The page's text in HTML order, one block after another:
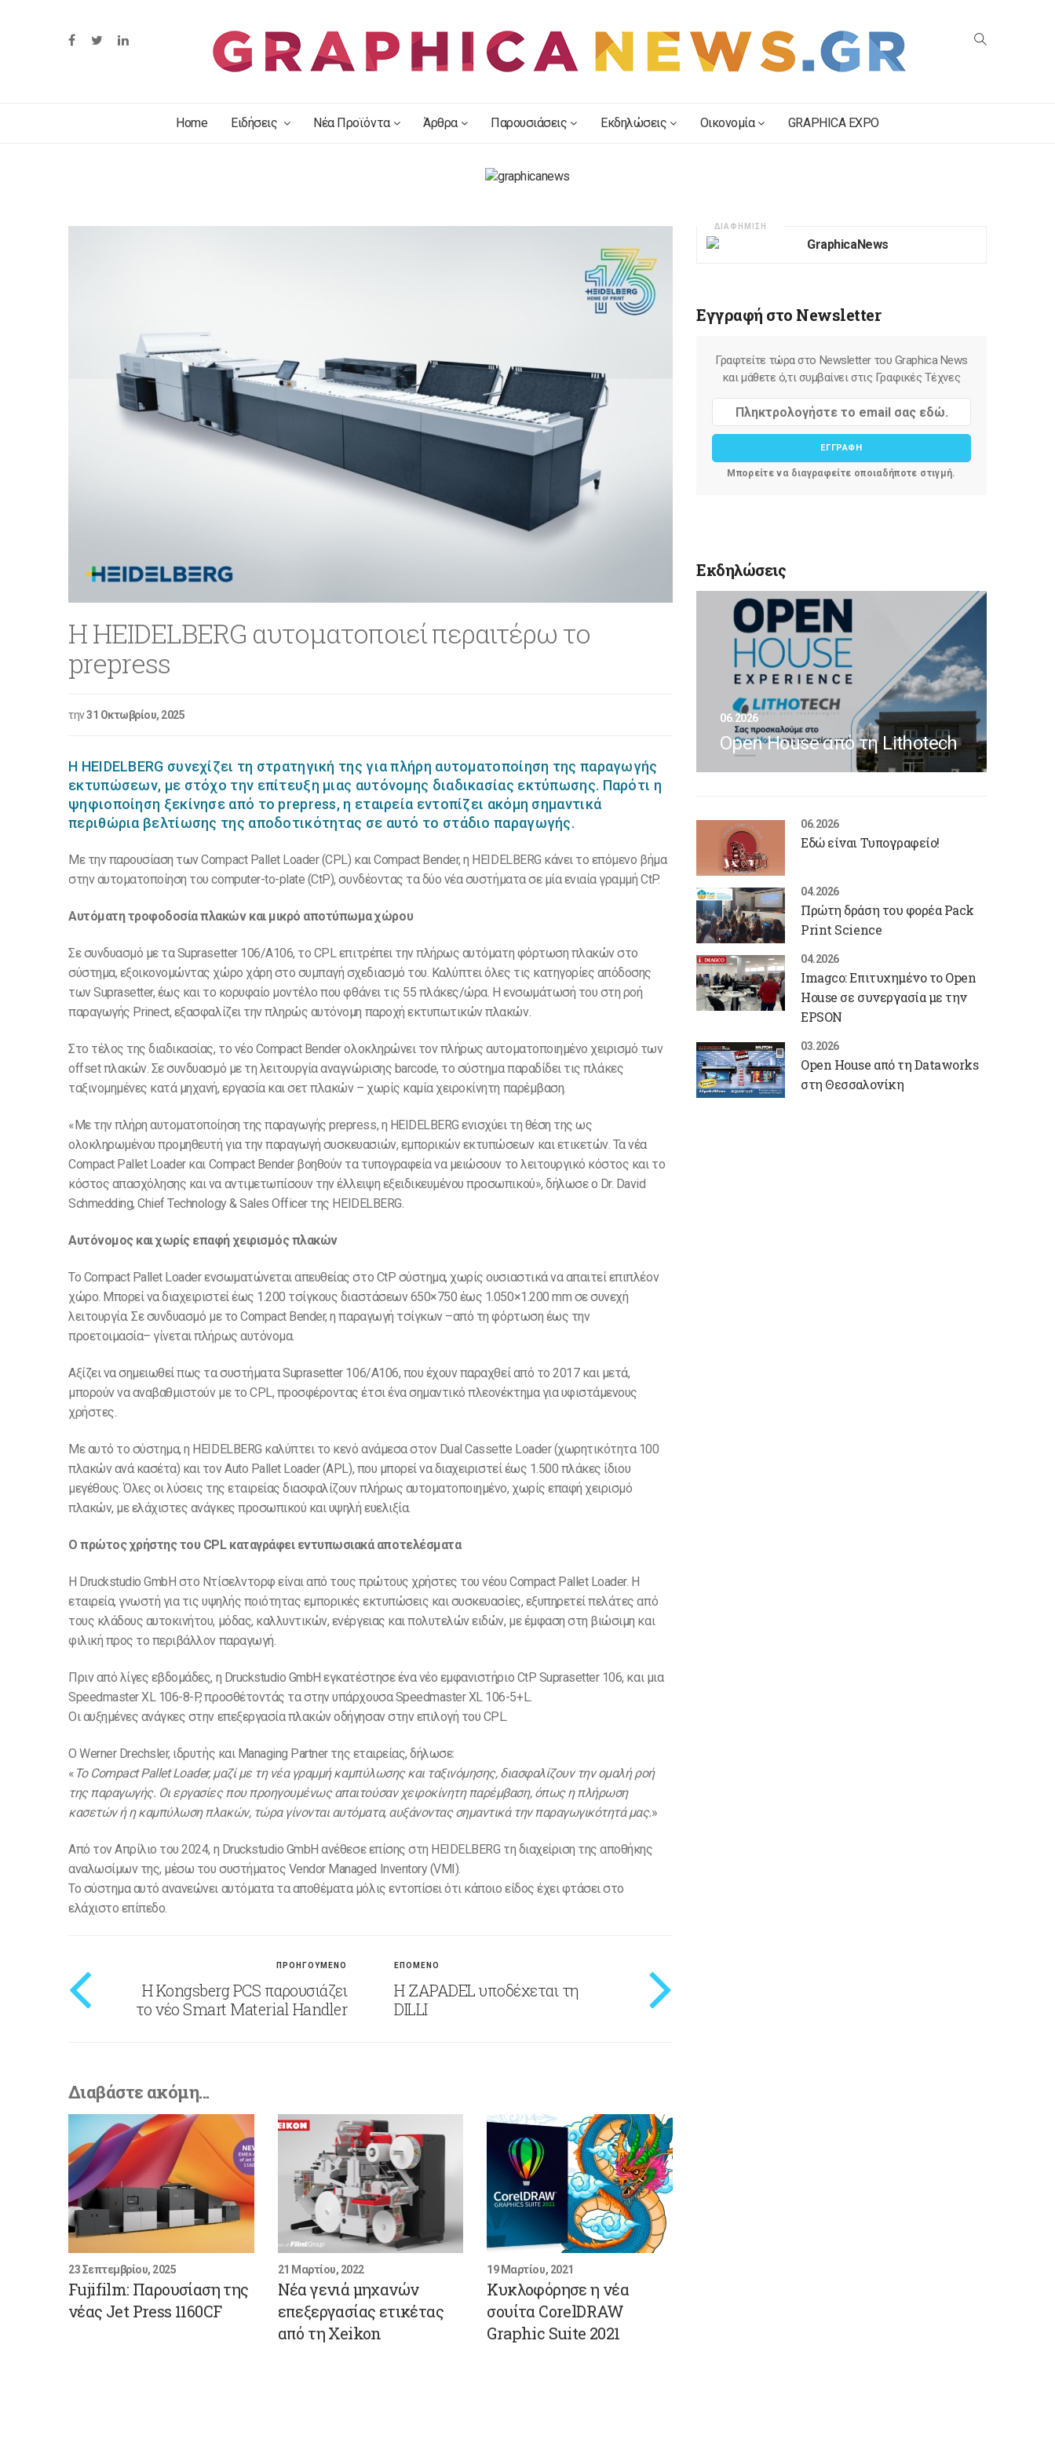
Home Ειδήσεις Νέα Προϊόντα Άρθρα Παρουσιάσεις Εκδηλώσεις Οικονομία GRAPHICA EXPO
Η HEIDELBERG αυτοματοποιεί περαιτέρω το
prepress
την31 Οκτωβρίου, 2025
Η HEIDELBERG συνεχίζει τη στρατηγική της για πλήρη αυτοματοποίηση της παραγωγής
εκτυπώσεων, με στόχο την επίτευξη μιας αυτόνομης διαδικασίας εκτύπωσης. Παρότι η
ψηφιοποίηση ξεκίνησε από το prepress, η εταιρεία εντοπίζει ακόμη σημαντικά
περιθώρια βελτίωσης της αποδοτικότητας σε αυτό το στάδιο παραγωγής.
Με την παρουσίαση των Compact Pallet Loader (CPL) και Compact Bender, η HEIDELBERG κάνει το επόμενο βήμα
στην αυτοματοποίηση του computer-to-plate (CtP), συνδέοντας τα δύο νέα συστήματα σε μία ενιαία γραμμή CtP.
Αυτόματη τροφοδοσία πλακών και μικρό αποτύπωμα χώρου
Σε συνδυασμό με τα Suprasetter 106/A106, το CPL επιτρέπει την πλήρως αυτόματη φόρτωση πλακών στο
σύστημα, εξοικονομώντας χώρο χάρη στο συμπαγή σχεδιασμό του. Καλύπτει όλες τις κατηγορίες απόδοσης
των Suprasetter, έως και το κορυφαίο μοντέλο που φθάνει τις 55 πλάκες/ώρα. Η ενσωμάτωσή του στη ροή
παραγωγής Prinect, εξασφαλίζει την πληρώς αυτόνομη παροχή εκτυπωτικών πλακών.
Στο τέλος της διαδικασίας, το νέο Compact Bender ολοκληρώνει τον πλήρως αυτοματοποιημένο χειρισμό των
offset πλακών. Σε συνδυασμό με τη λειτουργία αναγνώρισης barcode, το σύστημα παραδίδει τις πλάκες
ταξινομημένες κατά μηχανή, εργασία και σετ πλακών – χωρίς καμία χειροκίνητη παρέμβαση.
«Με την πλήρη αυτοματοποίηση της παραγωγής prepress, η HEIDELBERG ενισχύει τη θέση της ως
ολοκληρωμένου προμηθευτή για την παραγωγή συσκευασιών, εμπορικών εκτυπώσεων και ετικετών. Τα νέα
Compact Pallet Loader και Compact Bender βοηθούν τα τυπογραφεία να μειώσουν το λειτουργικό κόστος και το
κόστος απασχόλησης και να αντιμετωπίσουν την έλλειψη εξειδικευμένου προσωπικού», δήλωσε ο Dr. David
Schmedding, Chief Technology & Sales Officer της HEIDELBERG.
Αυτόνομος και χωρίς επαφή χειρισμός πλακών
Το Compact Pallet Loader ενσωματώνεται απευθείας στο CtP σύστημα, χωρίς ουσιαστικά να απαιτεί επιπλέον
χώρο. Μπορεί να διαχειριστεί έως 1.200 τσίγκους διαστάσεων 650×750 έως 1.050×1.200 mm σε συνεχή
λειτουργία. Σε συνδυασμό με το Compact Bender, η παραγωγή τσίγκων –από τη φόρτωση έως την
προετοιμασία– γίνεται πλήρως αυτόνομα.
Αξίζει να σημειωθεί πως τα συστήματα Suprasetter 106/A106, που έχουν παραχθεί από το 2017 και μετά,
μπορούν να αναβαθμιστούν με το CPL, προσφέροντας έτσι ένα σημαντικό πλεονέκτημα για υφιστάμενους
χρήστες.
Με αυτό το σύστημα, η HEIDELBERG καλύπτει το κενό ανάμεσα στον Dual Cassette Loader (χωρητικότητα 100
πλακών ανά κασέτα) και τον Auto Pallet Loader (APL), που μπορεί να διαχειριστεί έως 1.500 πλάκες ίδιου
μεγέθους. Όλες οι λύσεις της εταιρείας διασφαλίζουν πλήρως αυτοματοποιημένο, χωρίς επαφή χειρισμό
πλακών, με ελάχιστες ανάγκες προσωπικού και υψηλή ευελιξία.
Ο πρώτος χρήστης του CPL καταγράφει εντυπωσιακά αποτελέσματα
Η Druckstudio GmbH στο Ντίσελντορφ είναι από τους πρώτους χρήστες του νέου Compact Pallet Loader. Η
εταιρεία, γνωστή για τις υψηλής ποιότητας εμπορικές εκτυπώσεις και συσκευασίες, εξυπηρετεί πελάτες από
τους κλάδους αυτοκινήτου, μόδας, καλλυντικών, ενέργειας και πολυτελών ειδών, με έμφαση στη βιώσιμη και
φιλική προς το περιβάλλον παραγωγή.
Πριν από λίγες εβδομάδες, η Druckstudio GmbH εγκατέστησε ένα νέο εμφανιστήριο CtP Suprasetter 106, και μια
Speedmaster XL 106-8-P, προσθέτοντάς τα στην υπάρχουσα Speedmaster XL 106-5+L.
Οι αυξημένες ανάγκες στην επεξεργασία πλακών οδήγησαν στην επιλογή του CPL.
Ο Werner Drechsler, ιδρυτής και Managing Partner της εταιρείας, δήλωσε:
« Το Compact Pallet Loader, μαζί με τη νέα γραμμή καμπύλωσης και ταξινόμησης, διασφαλίζουν την ομαλή ροή
της παραγωγής. Οι εργασίες που προηγουμένως απαιτούσαν χειροκίνητη παρέμβαση, όπως η πλήρωση
κασετών ή η καμπύλωση πλακών, τώρα γίνονται αυτόματα, αυξάνοντας σημαντικά την παραγωγικότητά μας.»
Από τον Απρίλιο του 2024, η Druckstudio GmbH ανέθεσε επίσης στη HEIDELBERG τη διαχείριση της αποθήκης
αναλωσίμων της, μέσω του συστήματος Vendor Managed Inventory (VMI).
Το σύστημα αυτό ανανεώνει αυτόματα τα αποθέματα μόλις εντοπίσει ότι κάποιο είδος έχει φτάσει στο
ελάχιστο επίπεδο.
ΠΡΟΗΓΟΥΜΕΝΟ
Η Kongsberg PCS παρουσιάζει
το νέο Smart Material Handler
ΕΠΟΜΕΝΟ
Η ZAPADEL υποδέχεται τη
DILLI
Διαβάστε ακόμη...
23 Σεπτεμβρίου, 2025
Fujifilm: Παρουσίαση της
νέας Jet Press 1160CF
21 Μαρτίου, 2022
Νέα γενιά μηχανών
επεξεργασίας ετικέτας
από τη Xeikon
19 Μαρτίου, 2021
Κυκλοφόρησε η νέα
σουίτα CorelDRAW
Graphic Suite 2021
ΔΙΑΦΗΜΙΣΗ
Εγγραφή στο Newsletter
Γραφτείτε τώρα στο Newsletter του Graphica News
και μάθετε ό,τι συμβαίνει στις Γραφικές Τέχνες
ΕΓΓΡΑΦΗ
Μπορείτε να διαγραφείτε οποιαδήποτε στιγμή.
Εκδηλώσεις
06.2026
Open House από τη Lithotech
06.2026
Εδώ είναι Τυπογραφείο!
04.2026
Πρώτη δράση του φορέα Pack
Print Science
04.2026
Imagco: Επιτυχημένο το Open
House σε συνεργασία με την
EPSON
03.2026
Open House από τη Dataworks
στη Θεσσαλονίκη